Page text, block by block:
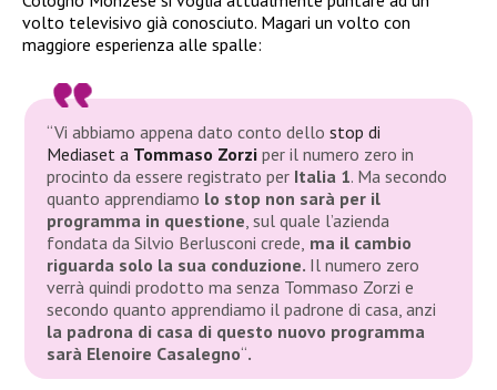
volto televisivo già conosciuto. Magari un volto con
maggiore esperienza alle spalle:
“Vi abbiamo appena dato conto dellostop di
Mediaset a Tommaso Zorziper il numero zero in
procinto da essere registrato per Italia 1. Ma secondo
quanto apprendiamo lo stop non sarà per il
programma in questione , sul quale l’azienda
fondata da Silvio Berlusconi crede, ma il cambio
riguarda solo la sua conduzione. Il numero zero
verrà quindi prodotto ma senza Tommaso Zorzi e
secondo quanto apprendiamo il padrone di casa, anzi
la padrona di casa di questo nuovo programma
sarà Elenoire Casalegno“.